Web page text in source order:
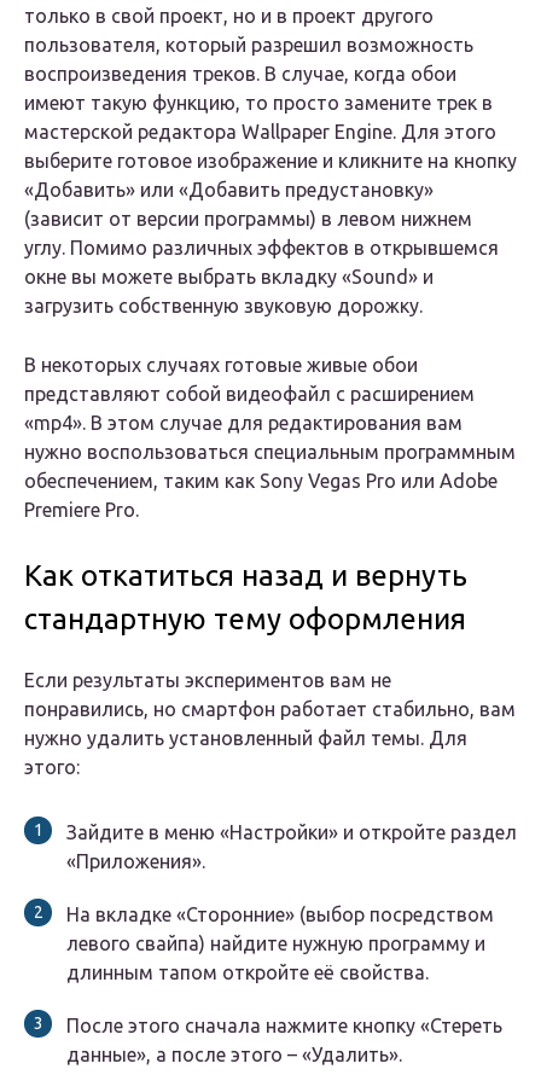
только в свой проект, но и в проект другого
пользователя, который разрешил возможность
воспроизведения треков. В случае, когда обои
имеют такую функцию, то просто замените трек в
мастерской редактора Wallpaper Engine. Для этого
выберите готовое изображение и кликните на кнопку
«Добавить» или «Добавить предустановку»
(зависит от версии программы) в левом нижнем
углу. Помимо различных эффектов в открывшемся
окне вы можете выбрать вкладку «Sound» и
загрузить собственную звуковую дорожку.
В некоторых случаях готовые живые обои
представляют собой видеофайл с расширением
«mp4». В этом случае для редактирования вам
нужно воспользоваться специальным программным
обеспечением, таким как Sony Vegas Pro или Adobe
Premiere Pro.
Как откатиться назад и вернуть
стандартную тему оформления
Если результаты экспериментов вам не
понравились, но смартфон работает стабильно, вам
нужно удалить установленный файл темы. Для
этого:
Зайдите в меню «Настройки» и откройте раздел
«Приложения».
На вкладке «Сторонние» (выбор посредством
левого свайпа) найдите нужную программу и
длинным тапом откройте её свойства.
После этого сначала нажмите кнопку «Стереть
данные», а после этого – «Удалить».